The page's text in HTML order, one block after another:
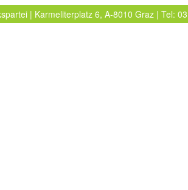
| Karmeliterplatz 6, A-8010 Graz | Tel: